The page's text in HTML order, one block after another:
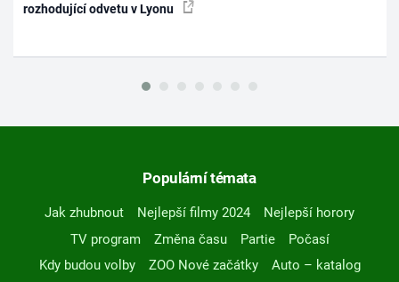
rozhodující odvetu v Lyonu
Populární témata
Jak zhubnout Nejlepší filmy 2024
Nejlepší horory
TV program
Změna času Partie
Počasí
Kdy budou volby
ZOO Nové začátky
Auto – katalog